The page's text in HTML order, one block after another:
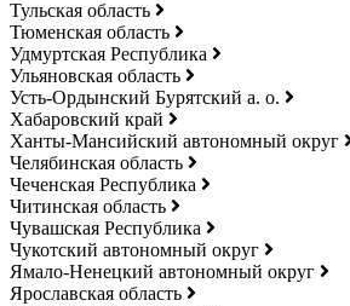
Тульская область
Тюменская область
Удмуртская Республика
Ульяновская область
Усть-Ордынский Бурятский а. о.
Хабаровский край
Ханты-Мансийский автономный округ
Челябинская область
Чеченская Республика
Читинская область
Чувашская Республика
Чукотский автономный округ
Ямало-Ненецкий автономный округ
Ярославская область